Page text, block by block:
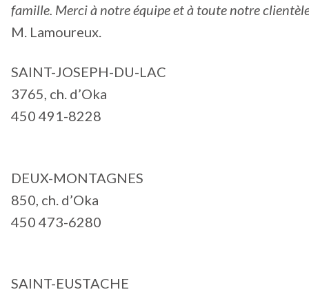
famille. Merci à notre équipe et à toute notre
M. Lamoureux.
SAINT-JOSEPH-DU-LAC
3765, ch. d’Oka
450 491-8228
DEUX-MONTAGNES
850, ch. d’Oka
450 473-6280
SAINT-EUSTACHE